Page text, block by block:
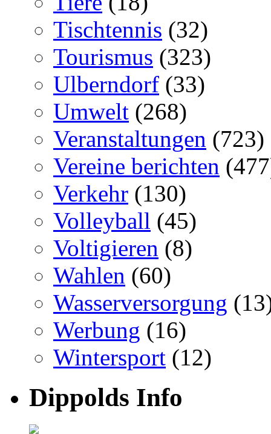
Tischtennis (32)
Tourismus (323)
Ulberndorf (33)
Umwelt (268)
Veranstaltungen (723)
Vereine berichten
Verkehr (130)
Volleyball (45)
Voltigieren (8)
Wahlen (60)
Wasserversorgung
Werbung (16)
Wintersport (12)
Dippolds Info